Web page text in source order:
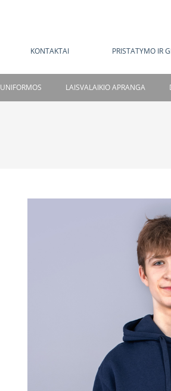
KONTAKTAI PRISTATYMO IR
UNIFORMOS LAISVALAIKIO APRANGA